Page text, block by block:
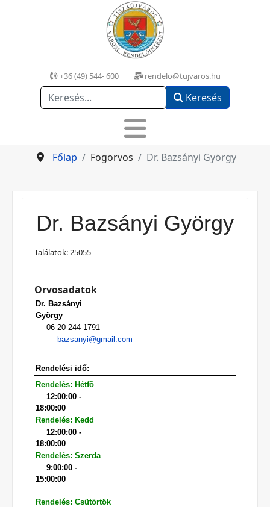
+36 (49) 544- 600 rendelo@tujvaros.hu
Keresés Keresés
Főlap Fogorvos Dr. Bazsányi György
Dr. Bazsányi György
Találatok: 25055
Orvosadatok
Dr. Bazsányi
György
06 20 244 1791
bazsanyi@gmail.com
Rendelési idő:
Rendelés: Hétfõ
12:00:00 -
18:00:00
Rendelés: Kedd
12:00:00 -
18:00:00
Rendelés: Szerda
9:00:00 -
15:00:00
Rendelés: Csütörtök